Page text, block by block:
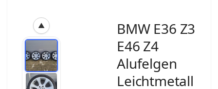
▲
BMW E36 Z3
E46 Z4
Alufelgen
Leichtmetall